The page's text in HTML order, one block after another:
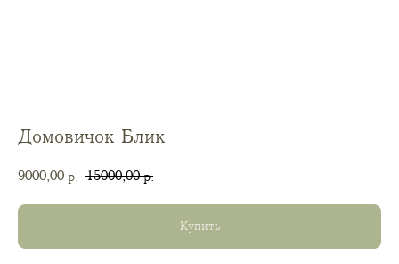
Домовичок Блик
9000,00 р. 15000,00 р.
Купить